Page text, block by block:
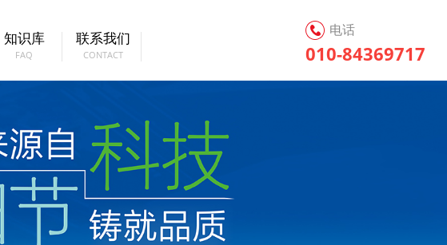
知识库
FAQ
联系我们
CONTACT
电话
010-84369717